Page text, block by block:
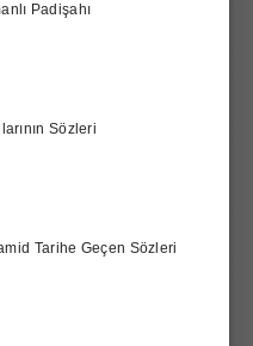
Padişahı
Sözleri
Tarihe Geçen Sözleri